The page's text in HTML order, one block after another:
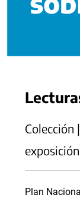
Colección
exposición
Plan